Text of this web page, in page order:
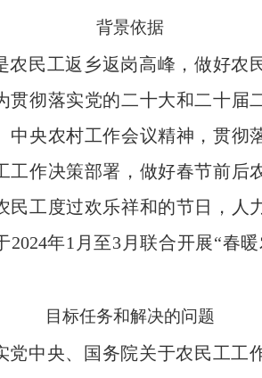
背景依据
农民工返乡返岗高峰，做好农
贯彻落实党的二十大和二十届
中央农村工作会议精神，贯彻
工作决策部署，做好春节前后
民工度过欢乐祥和的节日，人
2024年1月至3月联合开展“春
目标任务和解决的问题
党中央、国务院关于农民工工